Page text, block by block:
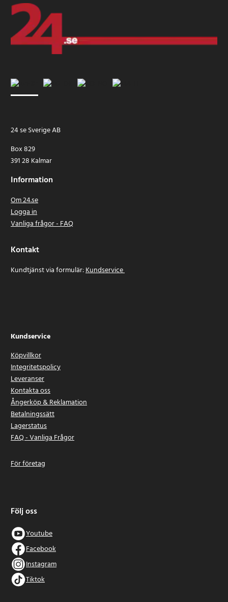
24 se Sverige AB
Box 829
391 28 Kalmar
Information
Om 24.se
Logga in
Vanliga frågor - FAQ
Kontakt
Kundtjänst via formulär:Kundservice
Kundservice
Köpvillkor
Integritetspolicy
Leveranser
Kontakta oss
Ångerköp & Reklamation
Betalningssätt
Lagerstatus
FAQ - Vanliga Frågor
För företag
Följ oss
Youtube
Facebook
Instagram
Tiktok